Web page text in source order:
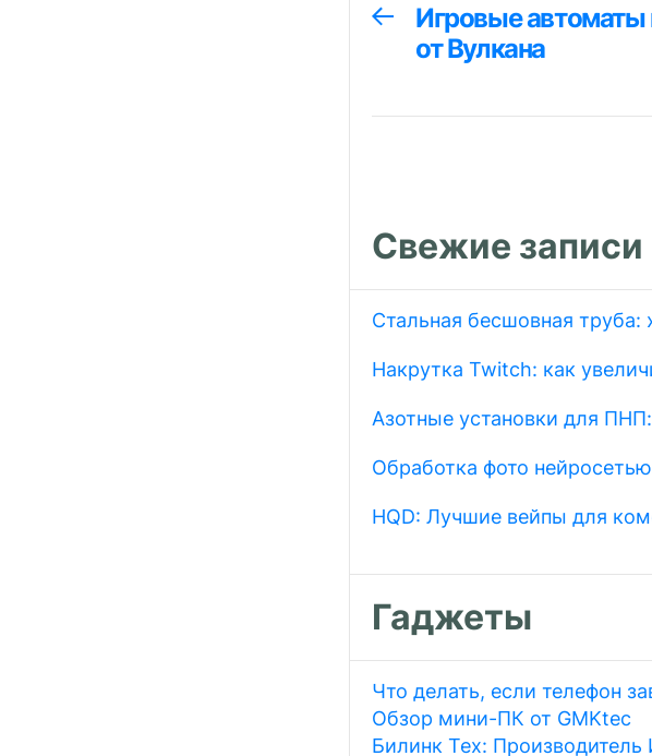
Навигация
Предыдущая
запись:
Игровые автоматы
от Вулкана
Свежие записи
Стальная бесшовная труба:
Накрутка Twitch: как
Азотные установки для
Обработка фото
HQD: Лучшие вейпы для
Гаджеты
Что делать, если телефон
Обзор мини-ПК от GMKtec
Билинк Тех: